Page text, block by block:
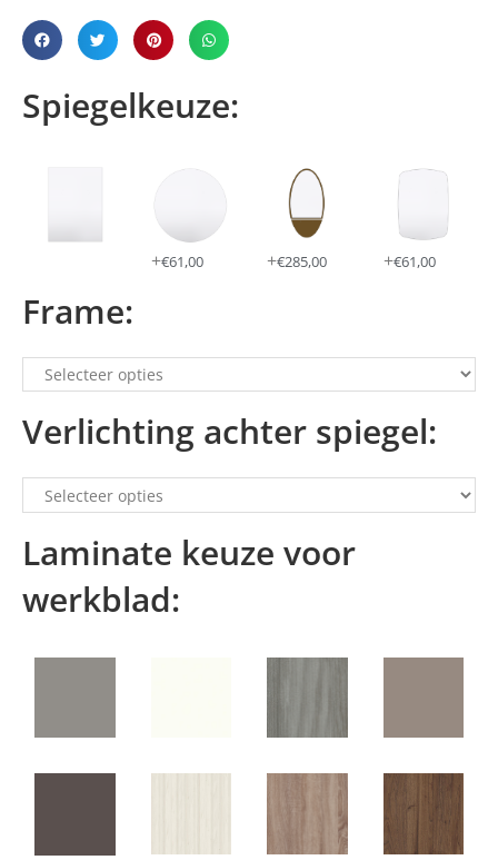
Spiegelkeuze:
+€61,00 +€285,00 +€61,00
Frame:
Verlichting achter spiegel:
Laminate keuze voor
werkblad: